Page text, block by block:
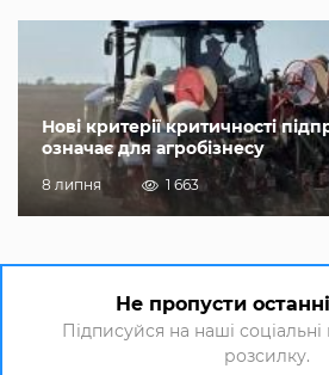
Нові критерії критичності
означає для агробізнесу
8 липня 1 663
Не пропусти
Підписуйся на наші
розсилку.